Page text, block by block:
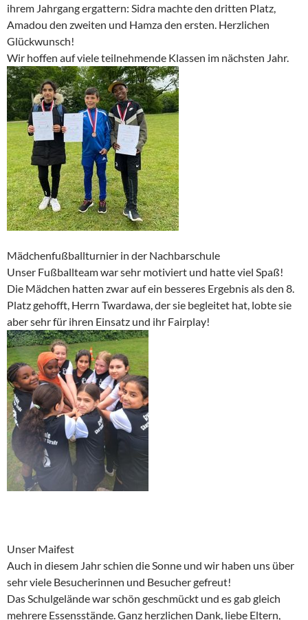
ihrem Jahrgang ergattern: Sidra machte den dritten Platz,
Amadou den zweiten und Hamza den ersten. Herzlichen
Glückwunsch!
Wir hoffen auf viele teilnehmende Klassen im nächsten Jahr.
Mädchenfußballturnier in der Nachbarschule
Unser Fußballteam war sehr motiviert und hatte viel Spaß!
Die Mädchen hatten zwar auf ein besseres Ergebnis als den 8.
Platz gehofft, Herrn Twardawa, der sie begleitet hat, lobte sie
aber sehr für ihren Einsatz und ihr Fairplay!
Unser Maifest
Auch in diesem Jahr schien die Sonne und wir haben uns über
sehr viele Besucherinnen und Besucher gefreut!
Das Schulgelände war schön geschmückt und es gab gleich
mehrere Essensstände. Ganz herzlichen Dank, liebe Eltern,